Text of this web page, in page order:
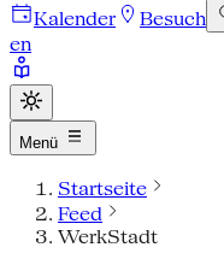
Kalender Besuch
en
Menü
Startseite
Feed
WerkStadt